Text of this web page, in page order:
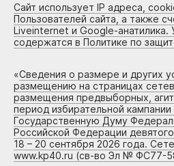
Сайт использует IP адреса,
Пользователей сайта, а также
Liveinternet и Google-анатилика.
содержатся в Политике по
«Сведения о размере и других
размещению на страницах
размещения предвыборных,
период избирательной
Государственную Думу
Российской Федерации
18 – 20 сентября 2026 года.
www.kp40.ru (св-во Эл № ФС77-